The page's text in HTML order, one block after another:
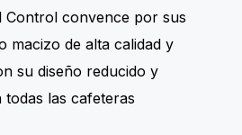
Control convence por sus
macizo de alta calidad y
su diseño reducido y
las cafeteras